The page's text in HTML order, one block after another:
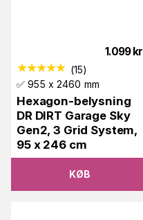
1.099 kr
(15)
✅ 955 x 2460 mm
Hexagon-belysning
DR DIRT Garage Sky
Gen2, 3 Grid System,
95 x 246 cm
KØB